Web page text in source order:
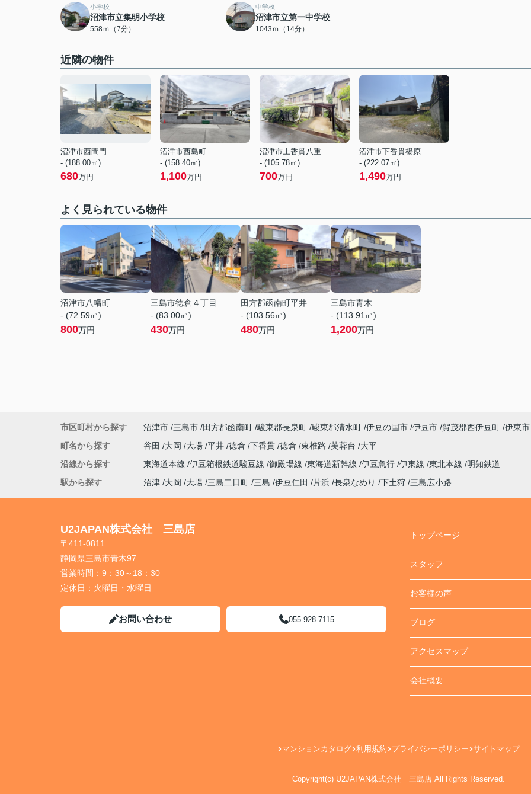
小学校
沼津市立集明小学校
558ｍ（7分）
中学校
沼津市立第一中学校
1043ｍ（14分）
近隣の物件
沼津市西間門
- (188.00㎡)
680万円
沼津市西島町
- (158.40㎡)
1,100万円
沼津市上香貫八重
- (105.78㎡)
700万円
沼津市下香貫楊原
- (222.07㎡)
1,490万円
よく見られている物件
沼津市八幡町
- (72.59㎡)
800万円
三島市徳倉４丁目
- (83.00㎡)
430万円
田方郡函南町平井
- (103.56㎡)
480万円
三島市青木
- (113.91㎡)
1,200万円
市区町村から探す 沼津市 三島市 田方郡函南町 駿東郡長泉町 駿東郡清水町 伊豆の国市 伊豆市 賀茂郡西伊豆町 伊東市
町名から探す
谷田 大岡 大場 平井 徳倉 下香貫 徳倉 東椎路 芙蓉台
大平
沿線から探す
東海道本線 伊豆箱根鉄道駿豆線 御殿場線 東海道新幹線 伊豆急行 伊東線 東北本線
明知鉄道
駅から探す
沼津 大岡 大場 三島二日町 三島 伊豆仁田 片浜 長泉なめり 下土狩 三島広小路
U2JAPAN株式会社 三島店
〒411-0811
静岡県三島市青木97
営業時間： 9：30～18：30
定休日： 火曜日・水曜日
お問い合わせ 055-928-7115
トップページ
スタッフ
お客様の声
ブログ
アクセスマップ
会社概要
マンションカタログ 利用規約 プライバシーポリシー サイトマップ
Copyright(c) U2JAPAN株式会社 三島店 All Rights Reserved.